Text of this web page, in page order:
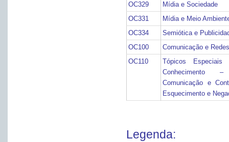
OC329
Mídia e Sociedade
OC331
Mídia e Meio
OC334
Semiótica e
OC100
Comunicação e
OC110
Tópicos
Conhecimento
Comunicação e
Esquecimento e
Legenda: